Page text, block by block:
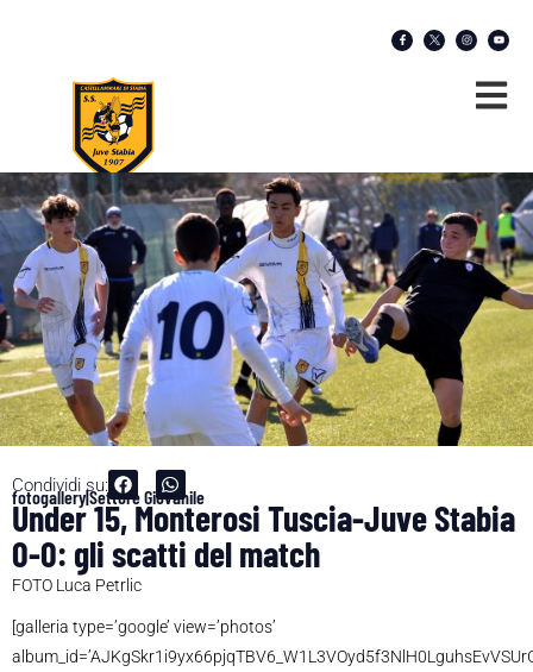
Condividi su:
fotogallery|Settore Giovanile
Under 15, Monterosi Tuscia-Juve Stabia
0-0: gli scatti del match
FOTO Luca Petrlic
[galleria type=’google’ view=’photos’